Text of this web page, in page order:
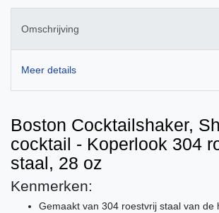
Omschrijving
Meer details
Boston Cocktailshaker,
cocktail - Koperlook 304
staal, 28 oz
Kenmerken:
Gemaakt van 304 roestvrij staal van de